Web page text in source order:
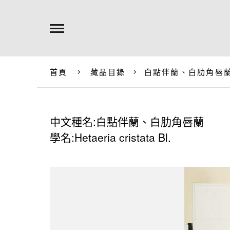
首頁 藏品目錄 白點伴蘭、白肋角唇
中文種名:白點伴蘭、白肋角唇蘭
學名:Hetaeria cristata Bl.